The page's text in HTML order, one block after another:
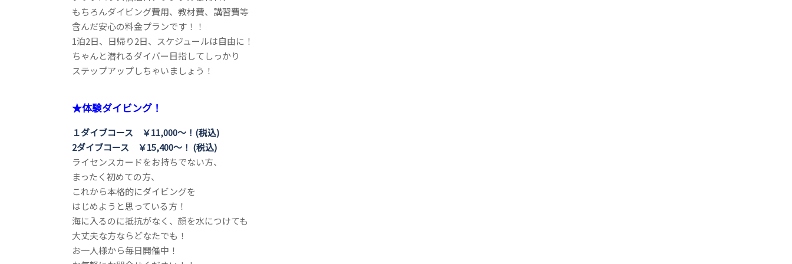
もちろんダイビング費用、教材費、講習費等
含んだ安心の料金プランです！！
1泊2日、日帰り2日、スケジュールは自由に！
ちゃんと潜れるダイバー目指してしっかり
ステップアップしちゃいましょう！
★体験ダイビング！
１ダイブコース ￥11,000～！(税込)
2ダイブコース ￥15,400～！ (税込)
ライセンスカードをお持ちでない方、
まったく初めての方、
これから本格的にダイビングを
はじめようと思っている方！
海に入るのに抵抗がなく、顔を水につけても
大丈夫な方ならどなたでも！
お一人様から毎日開催中！